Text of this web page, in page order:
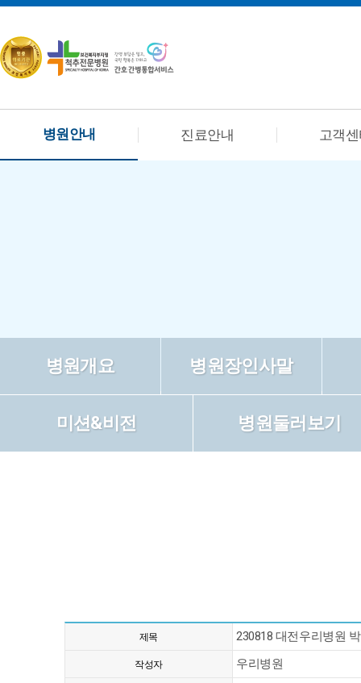
병원안내 진료안내 고객
병원개요 병원장인사말
미션&비전 병원둘러보기
제목 230818 대전우리병원
작성자 우리병원